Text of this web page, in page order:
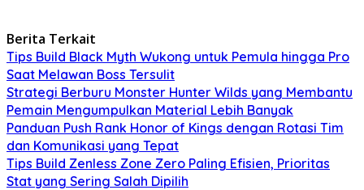
Berita Terkait
Tips Build Black Myth Wukong untuk Pemula hingga Pro
Saat Melawan Boss Tersulit
Strategi Berburu Monster Hunter Wilds yang Membantu
Pemain Mengumpulkan Material Lebih Banyak
Panduan Push Rank Honor of Kings dengan Rotasi Tim
dan Komunikasi yang Tepat
Tips Build Zenless Zone Zero Paling Efisien, Prioritas
Stat yang Sering Salah Dipilih